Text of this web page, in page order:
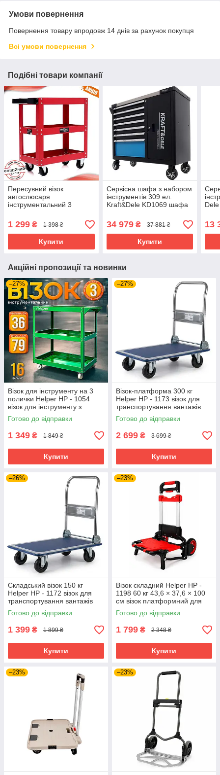
Умови повернення
Повернення товару впродовж 14 днів за рахунок покупця
Всі умови повернення
Подібні товари компанії
Пересувний візок
автослюсаря
інструментальний 3
візок інструментальний
1 299 ₴ 1 398 ₴
Купити
Сервісна шафа з набором
інструментів 309 ел.
Kraft&Dele KD1069 шафа
34 979₴ 37 881 ₴
Купити
13
Акційні пропозиції та новинки
–27%
Візок для інструменту на 3
полички Helper HP - 1054
візок для інструменту з
колесами візок для СТО
Готово до відправки
1 349 ₴ 1 849 ₴
Купити
–27%
Візок-платформа 300 кг
Helper HP - 1173 візок для
транспортування вантажів
складська платформа
вантажний візок для складів
Готово до відправки
2 699 ₴ 3 699 ₴
Купити
–26%
Складський візок 150 кг
Helper HP - 1172 візок для
транспортування вантажів
візок-платформа для
магазину візок для складів
Готово до відправки
1 399 ₴ 1 899 ₴
Купити
–23%
Візок складний Helper HP -
1198 60 кг 43,6 × 37,6 × 100
см візок платформний для
домашнього використання
транспортний
Готово до відправки
1 799 ₴ 2 348 ₴
Купити
–23% –23%